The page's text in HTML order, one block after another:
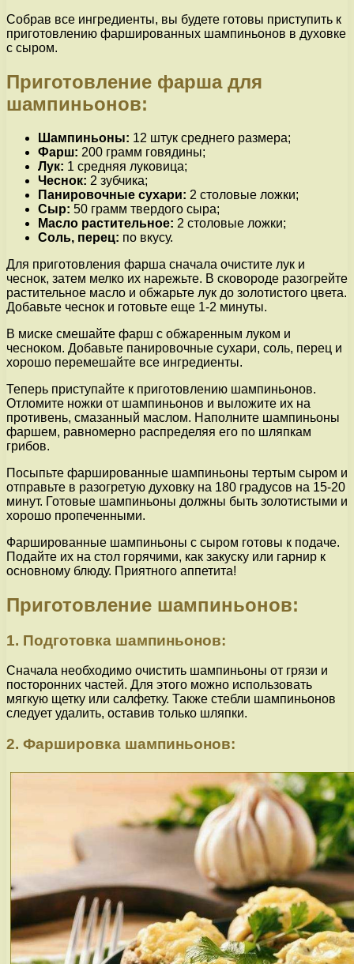
Собрав все ингредиенты, вы будете готовы приступить к
приготовлению фаршированных шампиньонов в духовке
с сыром.
Приготовление фарша для
шампиньонов:
Шампиньоны: 12 штук среднего размера;
Фарш: 200 грамм говядины;
Лук: 1 средняя луковица;
Чеснок: 2 зубчика;
Панировочные сухари: 2 столовые ложки;
Сыр: 50 грамм твердого сыра;
Масло растительное: 2 столовые ложки;
Соль, перец: по вкусу.
Для приготовления фарша сначала очистите лук и
чеснок, затем мелко их нарежьте. В сковороде разогрейте
растительное масло и обжарьте лук до золотистого цвета.
Добавьте чеснок и готовьте еще 1-2 минуты.
В миске смешайте фарш с обжаренным луком и
чесноком. Добавьте панировочные сухари, соль, перец и
хорошо перемешайте все ингредиенты.
Теперь приступайте к приготовлению шампиньонов.
Отломите ножки от шампиньонов и выложите их на
противень, смазанный маслом. Наполните шампиньоны
фаршем, равномерно распределяя его по шляпкам
грибов.
Посыпьте фаршированные шампиньоны тертым сыром и
отправьте в разогретую духовку на 180 градусов на 15-20
минут. Готовые шампиньоны должны быть золотистыми и
хорошо пропеченными.
Фаршированные шампиньоны с сыром готовы к подаче.
Подайте их на стол горячими, как закуску или гарнир к
основному блюду. Приятного аппетита!
Приготовление шампиньонов:
1. Подготовка шампиньонов:
Сначала необходимо очистить шампиньоны от грязи и
посторонних частей. Для этого можно использовать
мягкую щетку или салфетку. Также стебли шампиньонов
следует удалить, оставив только шляпки.
2. Фаршировка шампиньонов: